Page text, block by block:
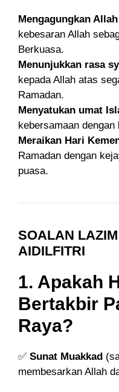
Mengagungkan
kebesaran Allah
Berkuasa.
Menunjukkan rasa
kepada Allah atas
Ramadan.
Menyatukan umat
kebersamaan
Meraikan Hari
Ramadan dengan
puasa.
SOALAN
AIDILFITRI
1. Apakah
Bertakbir
Raya?
✅ Sunat Muakkad
membesarkan Allah